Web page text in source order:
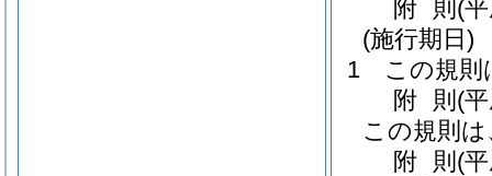
附 則 (
(施行期日)
1
この規則
附 則 (
この規則
附 則 (